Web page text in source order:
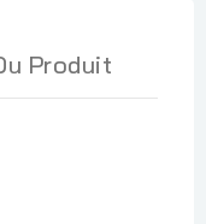
Produit